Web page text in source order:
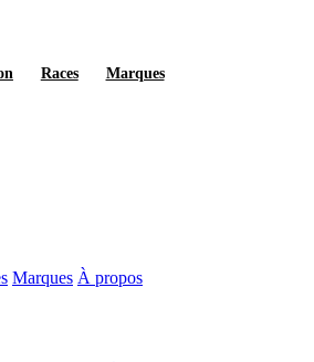
Races Marques
Marques À propos